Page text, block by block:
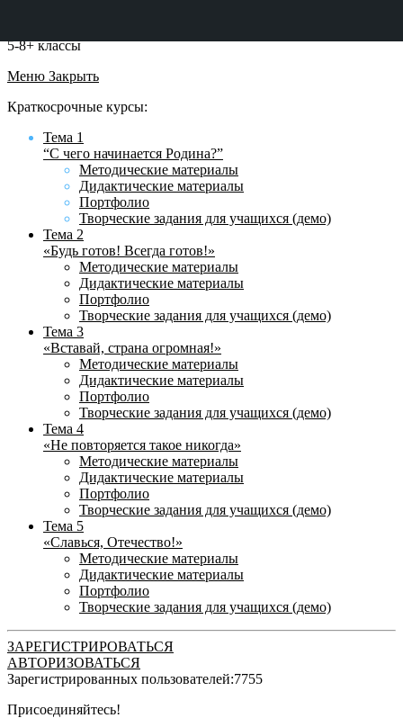
5-8+ классы
Меню Закрыть
Краткосрочные курсы:
Тема 1
“С чего начинается Родина?”
Методические материалы
Дидактические материалы
Портфолио
Творческие задания для учащихся (демо)
Тема 2
«Будь готов! Всегда готов!»
Методические материалы
Дидактические материалы
Портфолио
Творческие задания для учащихся (демо)
Тема 3
«Вставай, страна огромная!»
Методические материалы
Дидактические материалы
Портфолио
Творческие задания для учащихся (демо)
Тема 4
«Не повторяется такое никогда»
Методические материалы
Дидактические материалы
Портфолио
Творческие задания для учащихся (демо)
Тема 5
«Славься, Отечество!»
Методические материалы
Дидактические материалы
Портфолио
Творческие задания для учащихся (демо)
ЗАРЕГИСТРИРОВАТЬСЯ
АВТОРИЗОВАТЬСЯ
Зарегистрированных пользователей:7755
Присоединяйтесь!